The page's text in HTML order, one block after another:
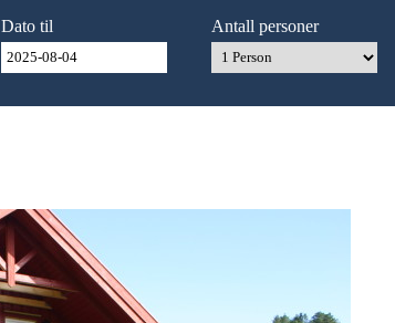
Dato til Antall personer